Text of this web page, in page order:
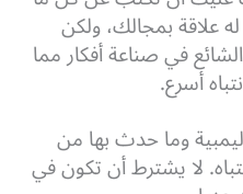
علاقة بمجالك، ولكن
في صناعة أفكار مما
أسرع.
وما حدث بها من
لا يشترط أن تكون في